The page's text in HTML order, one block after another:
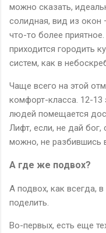
можно сказать,
солидная, вид из окон
что-то более
приходится городить
систем, как в
Чаще всего на этой
комфорт-класса. 12-
людей помещается
Лифт, если, не дай
можно, не разбившись
А где же подвох?
А подвох, как всегда,
поделить.
Во-первых, есть еще